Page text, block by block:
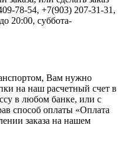
78-54, +7(903) 207-31-31,
20:00, суббота-
Вам нужно
на наш расчетный счет в
в любом банке, или с
способ оплаты «Оплата
заказа на нашем